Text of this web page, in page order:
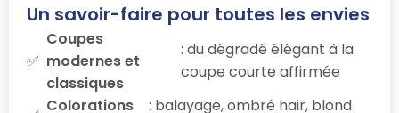
Un savoir-faire pour toutes les envies
Coupes
modernes et
classiques
: du dégradé élégant à la
coupe courte affirmée
Colorations
: balayage, ombré hair, blond